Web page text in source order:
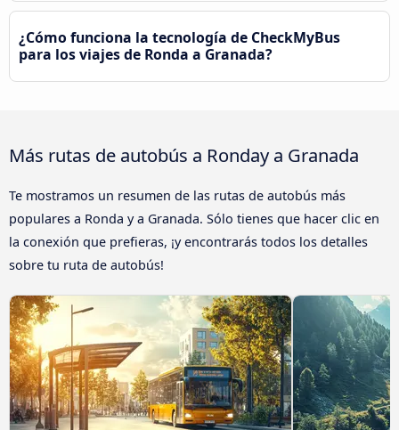
¿Cómo funciona la tecnología de CheckMyBus
para los viajes de Ronda a Granada?
Más rutas de autobús a Ronday a Granada
Te mostramos un resumen de las rutas de autobús más
populares a Ronda y a Granada. Sólo tienes que hacer clic en
la conexión que prefieras, ¡y encontrarás todos los detalles
sobre tu ruta de autobús!